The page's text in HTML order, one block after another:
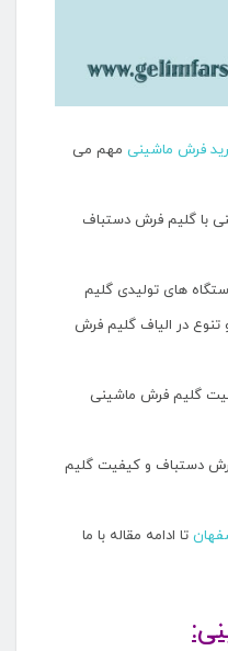
فرش ماشینی مهم می
با گلیم فرش دستباف
های تولیدی گلیم
در الیاف گلیم فرش
گلیم فرش ماشینی
دستباف و کیفیت گلیم
تا ادامه مقاله با ما